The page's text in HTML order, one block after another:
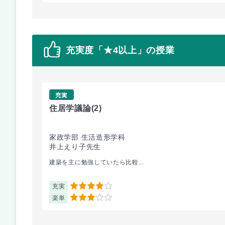
充実度「★4以上」の授業
充実
住居学議論(2)
家政学部 生活造形学科
井上えり子先生
建築を主に勉強していたら比較...
充実 4
楽単 3